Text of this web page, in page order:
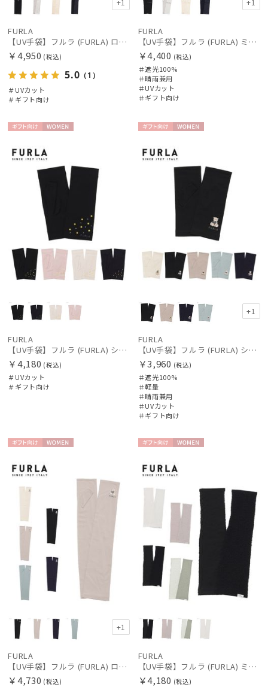
絞り込み
レディース キッズ
カテゴリー
ブランド
傘機能
マフラー・ストール・スカーフ
帽子
手袋・アームカバー
カラー
在庫表示
販売状況
+1
FURLA
【UV手袋】フルラ (FURLA) ロング ＵＶ手袋 リボン 指無し
￥4,950 (税込)
5.0 （1）
＃UVカット
＃ギフト向け
+1
FURLA
【UV手袋】フルラ (FURLA) ミディアム ＵＶ手袋 リボン 指無し
￥4,400 (税込)
＃遮光100%
＃晴雨兼用
＃UVカット
＃ギフト向け
向け
N
FURLA
【UV手袋】フルラ (FURLA) ショート ＵＶ手袋 ミモザ 指無し 接触冷感
￥4,180 (税込)
＃UVカット
＃ギフト向け
向け
N
+1
FURLA
【UV手袋】フルラ (FURLA) ショート ＵＶ手袋 ハートベア 指無し
￥3,960 (税込)
＃遮光100%
＃軽量
＃晴雨兼用
＃UVカット
＃ギフト向け
向け
N
+1
FURLA
【UV手袋】フルラ (FURLA) ロング ＵＶ手袋 ハートベア 指無し
￥4,730 (税込)
向け
N
FURLA
【UV手袋】フルラ (FURLA) ミディアム ＵＶ手袋 FURLAロゴ 指無し
￥4,180 (税込)